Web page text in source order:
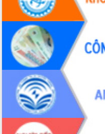
Phó Chủ tịch UBND tỉnh Đắk Lắk
Trương Công Thái kiểm tra thực địa
Dự án cao tốc Khánh Hòa - Buôn Ma
Thuột
Định vị cà phê Việt Nam như một “di
sản sống” trong dòng chảy toàn cầu
Xây dựng nông thôn mới: Nâng cao đời
sống người dân từ những mô hình thiết
thực
Quyết liệt tháo gỡ vướng mắc, đẩy
nhanh tiến độ các dự án trọng điểm
trong Khu kinh tế Nam Phú Yên